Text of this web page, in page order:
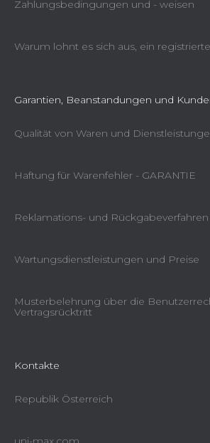
Zahlungsbedingungen und - weisen
Warum lohnt es sich aus, ein
Garantien, Beanstandungen und
Qualität von Waren und
Haftung für Warenfehler - GARANTIE
Reklamations- und Rückgabeverfahren
Wartungsdienstleistungen und Preise
Musterbelehrung über die
Vertragsrücktritt
Kontakte
Republik Österreich